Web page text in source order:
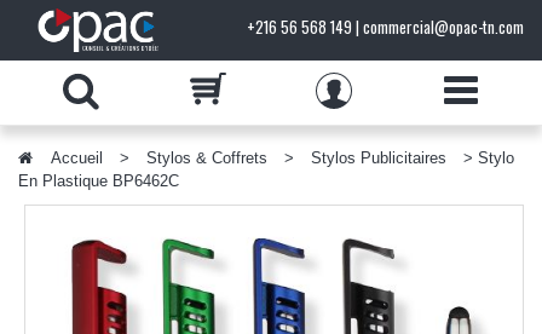
+216 56 568 149 | commercial@opac-tn.com
Accueil > Stylos & Coffrets > Stylos Publicitaires
> Stylo
En Plastique BP6462C
PRODUITS